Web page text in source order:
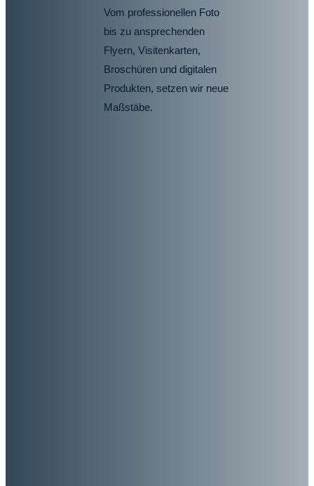
Vom professionellen Foto
bis zu ansprechenden
Flyern, Visitenkarten,
Broschüren und digitalen
Produkten, setzen wir neue
Maßstäbe.